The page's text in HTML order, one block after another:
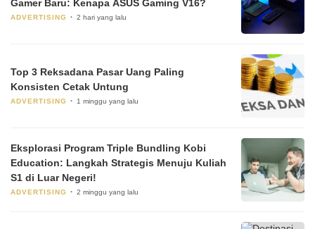
Gamer Baru: Kenapa ASUS Gaming V16?
ADVERTISING 2 hari yang lalu
Top 3 Reksadana Pasar Uang Paling
Konsisten Cetak Untung
ADVERTISING 1 minggu yang lalu
Eksplorasi Program Triple Bundling Kobi
Education: Langkah Strategis Menuju Kuliah
S1 di Luar Negeri!
ADVERTISING 2 minggu yang lalu